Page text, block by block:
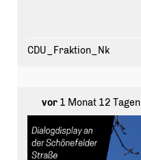
CDU_Fraktion_Nk
vor1 Monat 12 Tagen